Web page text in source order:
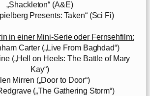
„Shackleton“ (A&E)
Presents: Taken“ (Sci Fi)
in einer Mini-Serie oder Fernsehfilm:
Carter („Live From Baghdad“)
(„Hell on Heels: The Battle of Mary
Kay“)
Mirren („Door to Door“)
(„The Gathering Storm“)